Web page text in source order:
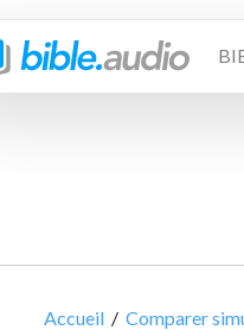
Accueil /Comparer